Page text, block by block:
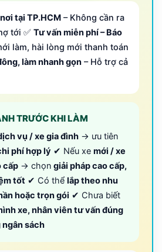
tại TP.HCM – Không cần ra
tới ✅ Tư vấn miễn phí – Báo
làm, hài lòng mới thanh toán
làm nhanh gọn – Hỗ trợ cả
TRƯỚC KHI LÀM
vụ / xe gia đình → ưu tiên
phí hợp lý ✔ Nếu xe mới / xe
cấp → chọn giải pháp cao cấp,
tốt ✔ Có thể lắp theo nhu
hoặc trọn gói ✔ Chưa biết
xe, nhân viên tư vấn đúng
ngân sách